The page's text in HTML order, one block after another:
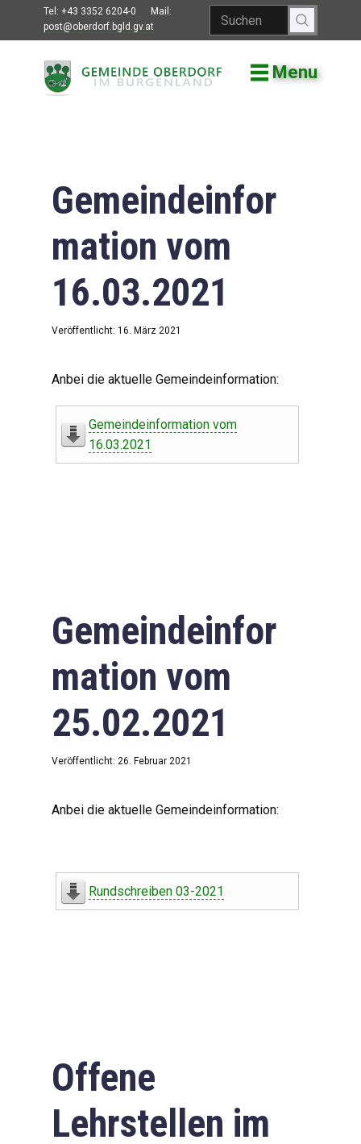
Tel: +43 3352 6204-0
Mail:
post@oberdorf.bgld.gv.at
Menu
Willkommen
Gemeindeamt
Gemeinderat
Bildung
Vereine
Leben in Oberdorf
Downloads
Impressum
Datenschutzerklärung
Gemeindeinfor
mation vom
16.03.2021
Veröffentlicht: 16. März 2021
Anbei die aktuelle Gemeindeinformation:
Gemeindeinformation vom
16.03.2021
Gemeindeinfor
mation vom
25.02.2021
Veröffentlicht: 26. Februar 2021
Anbei die aktuelle Gemeindeinformation:
Rundschreiben 03-2021
Offene
Lehrstellen im